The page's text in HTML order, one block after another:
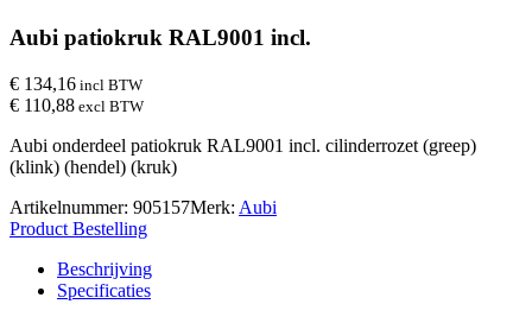
Aubi patiokruk RAL9001 incl.
€ 134,16 incl BTW
€ 110,88 excl BTW
Aubi onderdeel patiokruk RAL9001 incl. cilinderrozet (greep)
(klink) (hendel) (kruk)
Artikelnummer: 905157Merk: Aubi
Product Bestelling
Beschrijving
Specificaties